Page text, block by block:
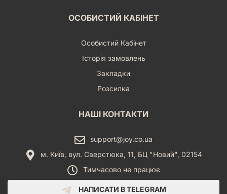
ОСОБИСТИЙ КАБІНЕТ
Особистий Кабінет
Історія замовлень
Закладки
Розсилка
НАШІ КОНТАКТИ
support@joy.co.ua
м. Київ, вул. Сверстюка, 11, БЦ "Новий", 02154
Тимчасово не працює
НАПИСАТИ В TELEGRAM